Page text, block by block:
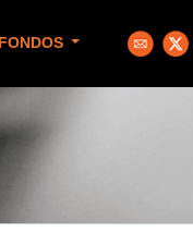
FONDOS